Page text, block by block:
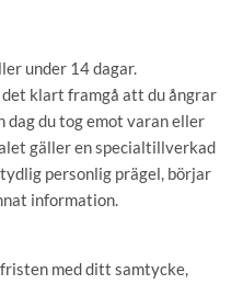
under 14 dagar.
klart framgå att du ångrar
dag du tog emot varan eller
gäller en specialtillverkad
personlig prägel, börjar
information.
med ditt samtycke,